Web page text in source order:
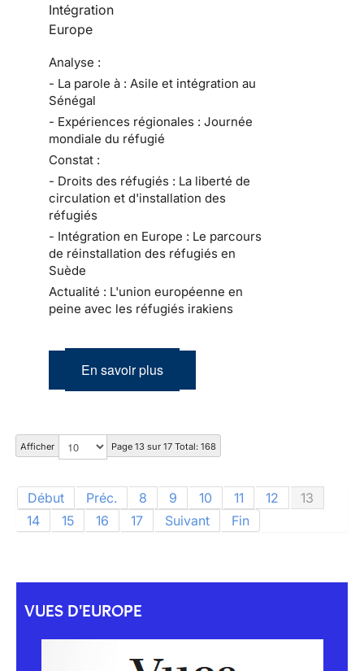
Intégration
Europe
Analyse :
- La parole à : Asile et intégration au
Sénégal
- Expériences régionales : Journée
mondiale du réfugié
Constat :
- Droits des réfugiés : La liberté de
circulation et d'installation des
réfugiés
- Intégration en Europe : Le parcours
de réinstallation des réfugiés en
Suède
Actualité : L'union européenne en
peine avec les réfugiés irakiens
En savoir plus
Afficher Page 13 sur 17 Total: 168
Début Préc. 8 9 10 11 12
13
14
15 16 17 Suivant Fin
VUES D'EUROPE